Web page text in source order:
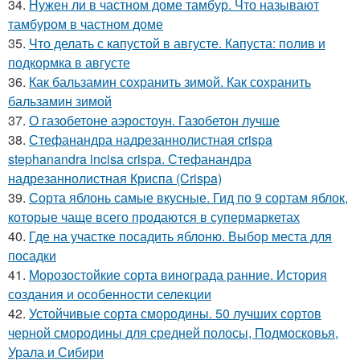
34. Нужен ли в частном доме тамбур. Что называют
тамбуром в частном доме
35. Что делать с капустой в августе. Капуста: полив и
подкормка в августе
36. Как бальзамин сохранить зимой. Как сохранить
бальзамин зимой
37. О газобетоне аэростоун. Газобетон лучше
38. Стефанандра надрезаннолистная crispa
stephanandra incisa crispa. Стефанандра
надрезаннолистная Криспа (Crispa)
39. Сорта яблонь самые вкусные. Гид по 9 сортам яблок,
которые чаще всего продаются в супермаркетах
40. Где на участке посадить яблоню. Выбор места для
посадки
41. Морозостойкие сорта винограда ранние. История
создания и особенности селекции
42. Устойчивые сорта смородины. 50 лучших сортов
черной смородины для средней полосы, Подмосковья,
Урала и Сибири